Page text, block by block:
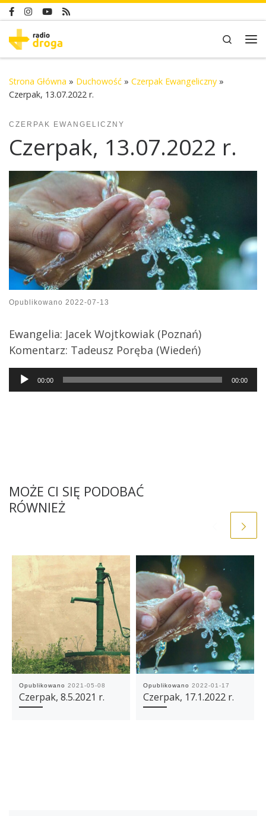
Skip to content
Search
Strona Główna » Duchowość » Czerpak Ewangeliczny »
Czerpak, 13.07.2022 r.
CZERPAK EWANGELICZNY
Czerpak, 13.07.2022 r.
Opublikowano 2022-07-13
Ewangelia: Jacek Wojtkowiak (Poznań)
Komentarz: Tadeusz Poręba (Wiedeń)
Audio
Player
00:00 00:00
MOŻE CI SIĘ PODOBAĆ
RÓWNIEŻ
Opublikowano 2021-05-08
Czerpak, 8.5.2021 r.
Opublikowano 2022-01-17
Czerpak, 17.1.2022 r.